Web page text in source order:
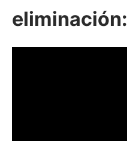
eliminación: